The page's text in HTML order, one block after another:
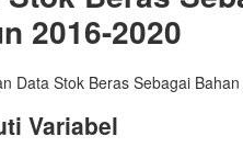
2016-2020
Data Stok Beras Sebagai
Variabel